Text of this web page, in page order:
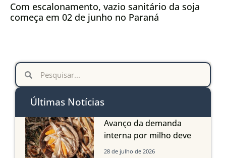
Com escalonamento, vazio sanitário da soja
começa em 02 de junho no Paraná
Últimas Notícias
Avanço da demanda
interna por milho deve
compensar aumento da
28 de julho de 2026